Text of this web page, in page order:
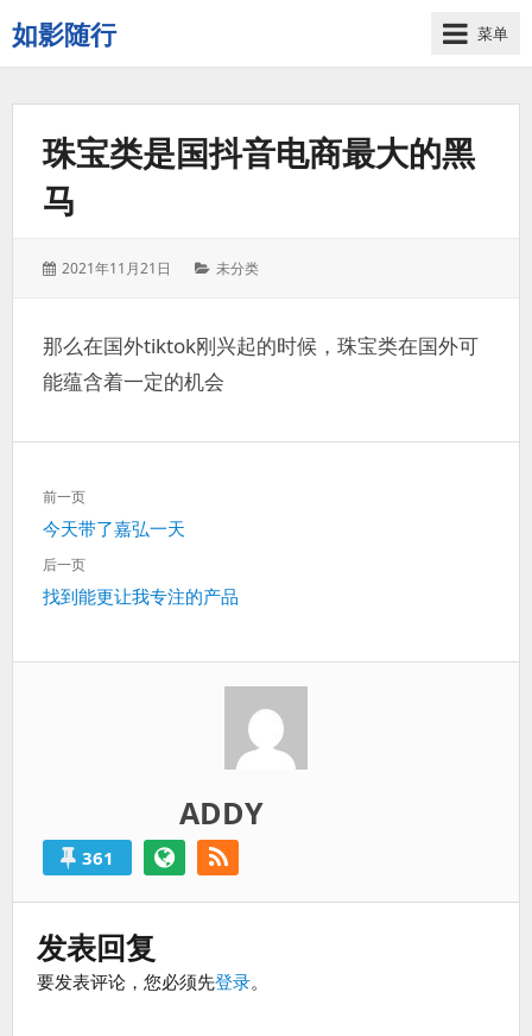
如影随行
如
果
那
菜单
珠宝类是国抖音电商最大的黑
马
发
2021年11月21日
分
未分类
那么在国外tiktok刚兴起的时候，珠宝类在国外可
能蕴含着一定的机会
文
章
导
航
前一页
上
一
今天带了嘉弘一天
后一页
下
找到能更让我专注的产品
ADDY
361
发表回复
要发表评论，您必须先登录。